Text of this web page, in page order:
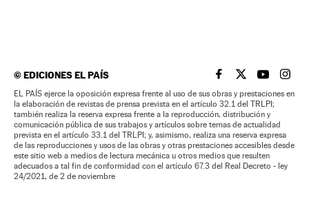
©EDICIONES EL PAÍS EL PAÍS BRASIL EN
EL PAÍSEL PAÍS
EL
EL PAÍS ejerce la oposición expresa frente al uso de sus obras y prestaciones en
la elaboración de revistas de prensa prevista en el artículo 32.1 del TRLPI;
también realiza la reserva expresa frente a la reproducción, distribución y
comunicación pública de sus trabajos y artículos sobre temas de actualidad
prevista en el artículo 33.1 del TRLPI; y, asimismo, realiza una reserva expresa
de las reproducciones y usos de las obras y otras prestaciones accesibles desde
este sitio web a medios de lectura mecánica u otros medios que resulten
adecuados a tal fin de conformidad con el artículo 67.3 del Real Decreto - ley
24/2021, de 2 de noviembre